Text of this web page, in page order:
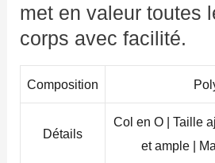
met en valeur toutes
corps avec facilité.
Composition
Détails
Col en O | Taille
et ample |